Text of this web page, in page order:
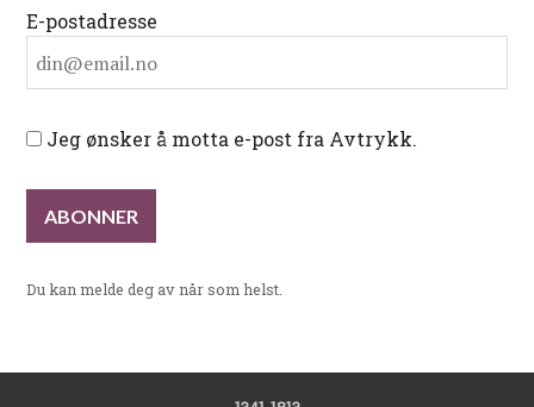
E-postadresse
Jeg ønsker å motta e-post fra Avtrykk.
Du kan melde deg av når som helst.